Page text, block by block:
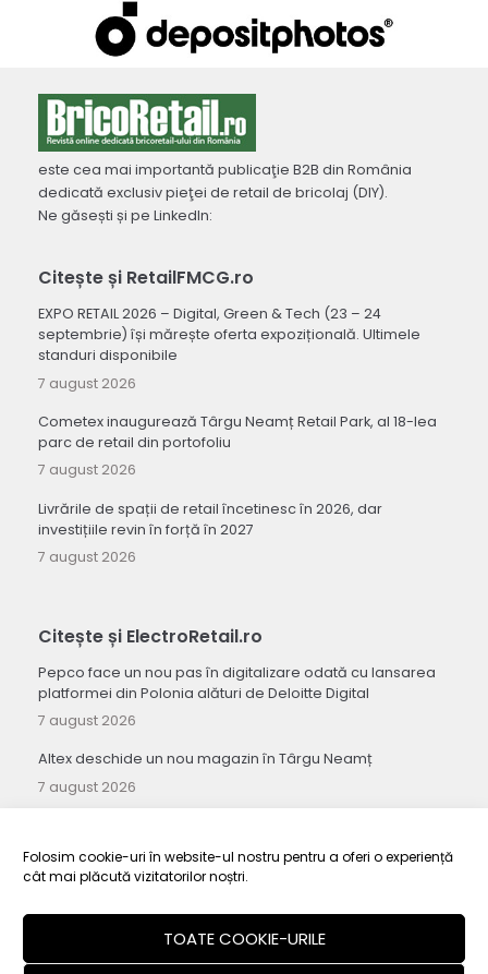
Folosim cookie-uri în website-ul nostru pentru a oferi o experiență
cât mai plăcută vizitatorilor noștri.
TOATE COOKIE-URILE
este cea mai importantă publicaţie B2B din România
dedicată exclusiv pieţei de retail de bricolaj (DIY).
Ne găsești și pe LinkedIn:
Citește și RetailFMCG.ro
EXPO RETAIL 2026 – Digital, Green & Tech (23 – 24
septembrie) își mărește oferta expozițională. Ultimele
standuri disponibile
7 august 2026
Cometex inaugurează Târgu Neamț Retail Park, al 18-lea
parc de retail din portofoliu
7 august 2026
Livrările de spații de retail încetinesc în 2026, dar
investițiile revin în forță în 2027
7 august 2026
Citește și ElectroRetail.ro
Pepco face un nou pas în digitalizare odată cu lansarea
platformei din Polonia alături de Deloitte Digital
7 august 2026
Altex deschide un nou magazin în Târgu Neamț
7 august 2026
7 august 2026